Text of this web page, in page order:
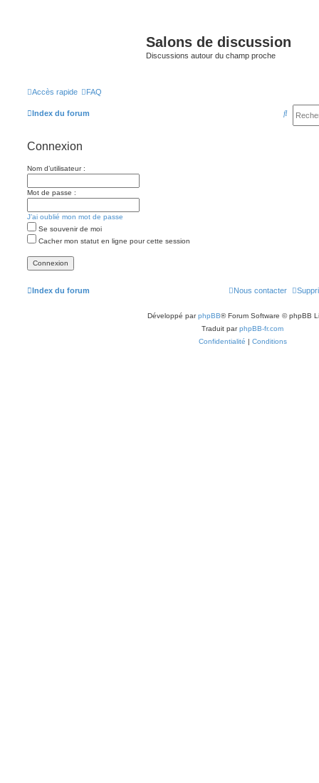
Salons de discussion
Discussions autour du champ proche
Accès rapide FAQ
Index du forum
R
Connexion
Nom d’utilisateur :
Mot de passe :
J’ai oublié mon mot de passe
Se souvenir de moi
Cacher mon statut en ligne pour cette session
Index du forum Nous contacter
Développé parphpBB® Forum Software © phpBB
Traduit parphpBB-fr.com
Confidentialité | Conditions